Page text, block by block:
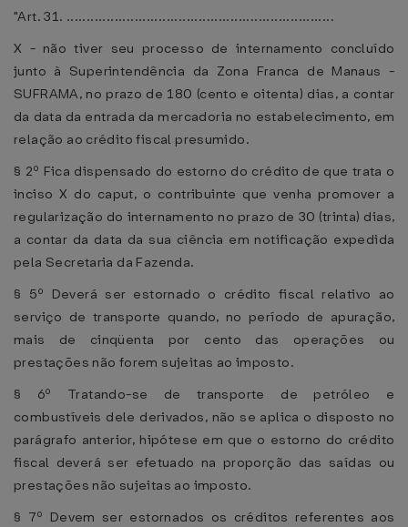
"Art. 31. ...................................................................
X - não tiver seu processo de internamento concluído
junto à Superintendência da Zona Franca de Manaus -
SUFRAMA, no prazo de 180 (cento e oitenta) dias, a contar
da data da entrada da mercadoria no estabelecimento, em
relação ao crédito fiscal presumido.
§ 2º Fica dispensado do estorno do crédito de que trata o
inciso X do caput, o contribuinte que venha promover a
regularização do internamento no prazo de 30 (trinta) dias,
a contar da data da sua ciência em notificação expedida
pela Secretaria da Fazenda.
§ 5º Deverá ser estornado o crédito fiscal relativo ao
serviço de transporte quando, no período de apuração,
mais de cinqüenta por cento das operações ou
prestações não forem sujeitas ao imposto.
§ 6º Tratando-se de transporte de petróleo e
combustíveis dele derivados, não se aplica o disposto no
parágrafo anterior, hipótese em que o estorno do crédito
fiscal deverá ser efetuado na proporção das saídas ou
prestações não sujeitas ao imposto.
§ 7º Devem ser estornados os créditos referentes aos